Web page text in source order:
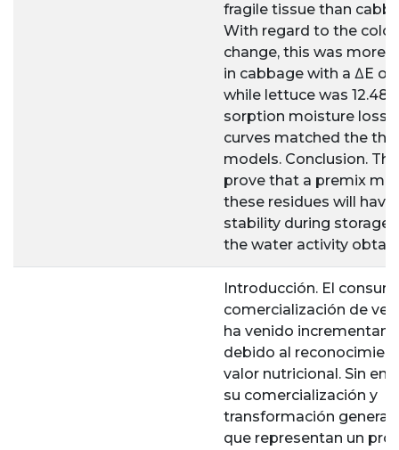
fragile tissue than
With regard to the color
change, this was more
in cabbage with a ΔE of
while lettuce was 12.48.
sorption moisture
curves matched the
models. Conclusion.
prove that a premix
these residues will have
stability during storage
the water activity
Introducción. El
comercialización de
ha venido
debido al
valor nutricional. Sin
su comercialización y
transformación genera
que representan un